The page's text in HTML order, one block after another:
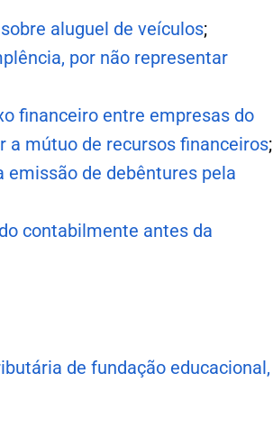
aluguel de veículos;
por não representar
financeiro entre empresas do
a mútuo de recursos financeiros;
emissão de debêntures pela
contabilmente antes da
de fundação educacional,